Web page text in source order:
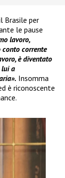
Brasile per
le pause
lavoro,
corrente
è diventato
lui a
Insomma
è riconoscente